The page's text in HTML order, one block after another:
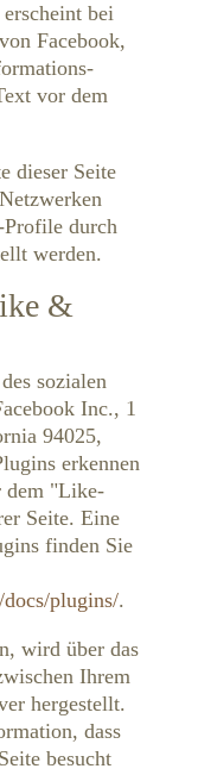
bei
Facebook,
vor dem
dieser Seite
Profile durch
werden.
&
sozialen
Inc., 1
94025,
erkennen
dem "Like-
Seite. Eine
finden Sie
plugins/.
wird über das
Ihrem
hergestellt.
dass
besucht